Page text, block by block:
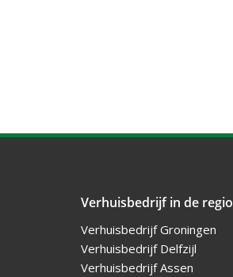
Verhuisbedrijf in de regio
Verhuisbedrijf Groningen
Verhuisbedrijf Delfzijl
Verhuisbedrijf Assen